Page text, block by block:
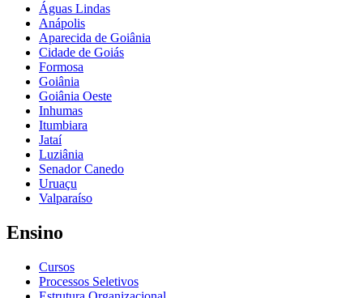
Águas Lindas
Anápolis
Aparecida de Goiânia
Cidade de Goiás
Formosa
Goiânia
Goiânia Oeste
Inhumas
Itumbiara
Jataí
Luziânia
Senador Canedo
Uruaçu
Valparaíso
Ensino
Cursos
Processos Seletivos